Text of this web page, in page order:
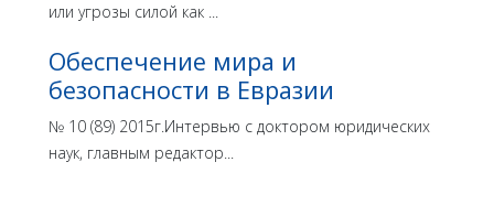
или угрозы силой как ...
Обеспечение мира и
безопасности в Евразии
№ 10 (89) 2015г.Интервью с доктором юридических
наук, главным редактор...